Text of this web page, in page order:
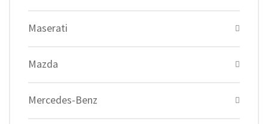
Maserati
Mazda
Mercedes-Benz